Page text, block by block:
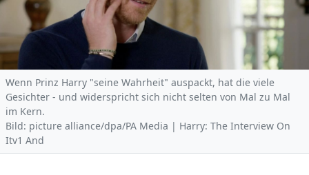
Wenn Prinz Harry "seine Wahrheit" auspackt, hat die viele
Gesichter - und widerspricht sich nicht selten von Mal zu Mal
im Kern.
Bild: picture alliance/dpa/PA Media | Harry: The Interview On
Itv1 And